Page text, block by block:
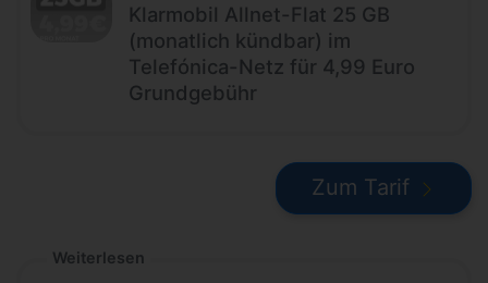
Klarmobil Allnet-Flat 25 GB
(monatlich kündbar) im
Telefónica-Netz für 4,99 Euro
Grundgebühr
Zum Tarif
Weiterlesen